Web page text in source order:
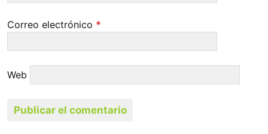
Correo electrónico *
Web